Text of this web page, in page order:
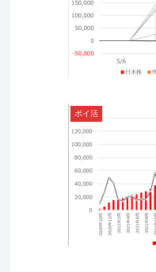
ポイ活